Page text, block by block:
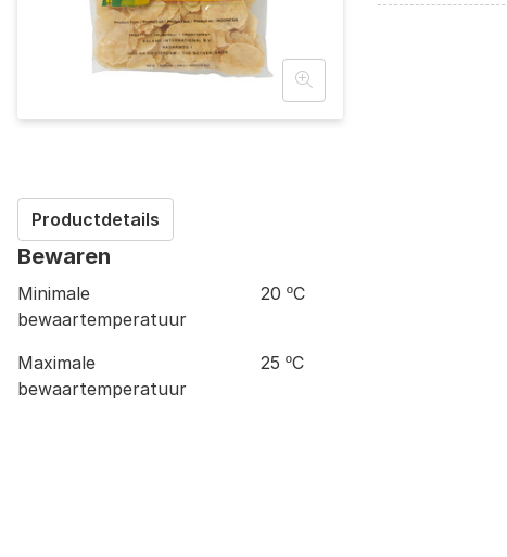
Productdetails
Bewaren
Minimale
bewaartemperatuur
20 ºC
Maximale
bewaartemperatuur
25 ºC